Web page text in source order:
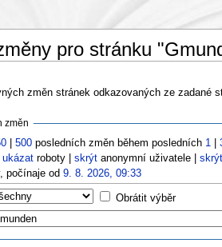
pro stránku
změn stránek odkazovaných ze zadané
změn
|500 posledních změn během posledních 1 |
ukázat roboty |skrýt anonymní uživatele |skrýt
počínaje od9. 8. 2026, 09:33
Obrátit výběr